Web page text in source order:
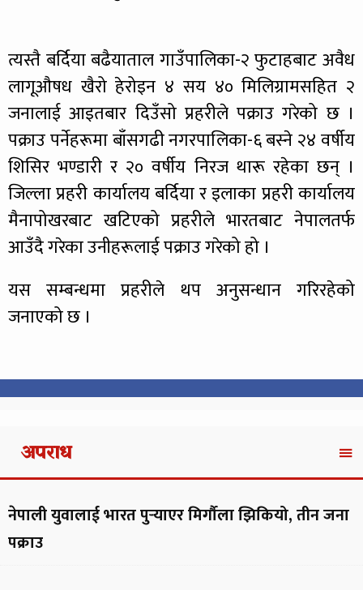
त्यस्तै बर्दिया बढैयाताल गाउँपालिका-२ फुटाहबाट अवैध
लागूऔषध खैरो हेरोइन ४ सय ४० मिलिग्रामसहित २
जनालाई आइतबार दिउँसो प्रहरीले पक्राउ गरेको छ ।
पक्राउ पर्नेहरूमा बाँसगढी नगरपालिका-६ बस्ने २४ वर्षीय
शिसिर भण्डारी र २० वर्षीय निरज थारू रहेका छन् ।
जिल्ला प्रहरी कार्यालय बर्दिया र इलाका प्रहरी कार्यालय
मैनापोखरबाट खटिएको प्रहरीले भारतबाट नेपालतर्फ
आउँदै गरेका उनीहरूलाई पक्राउ गरेको हो ।
यस सम्बन्धमा प्रहरीले थप अनुसन्धान गरिरहेको
जनाएको छ ।
अपराध
नेपाली युवालाई भारत पुर्‍याएर मिर्गौला झिकियो, तीन जना
पक्राउ